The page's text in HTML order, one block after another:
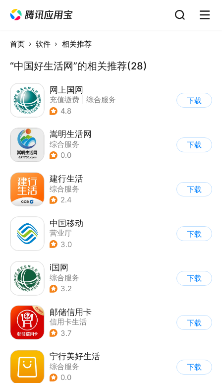
首页 软件 相关推荐
“中国好生活网”的相关推荐(28)
网上国网
充值缴费
综合服务
4.8
下载
嵩明生活网
综合服务
0.0
下载
建行生活
综合服务
2.4
下载
中国移动
营业厅
3.0
下载
i国网
综合服务
3.2
下载
邮储信用卡
信用卡生活
3.7
下载
宁行美好生活
综合服务
0.0
下载